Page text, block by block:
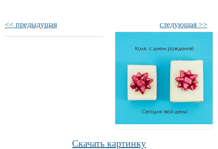
<< предыдущая следующая >>
Скачать картинку